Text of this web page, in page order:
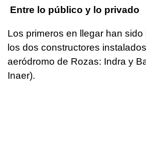
Entre lo público y lo privado
Los primeros en llegar han
los dos constructores
aeródromo de Rozas: Indra y
Inaer).